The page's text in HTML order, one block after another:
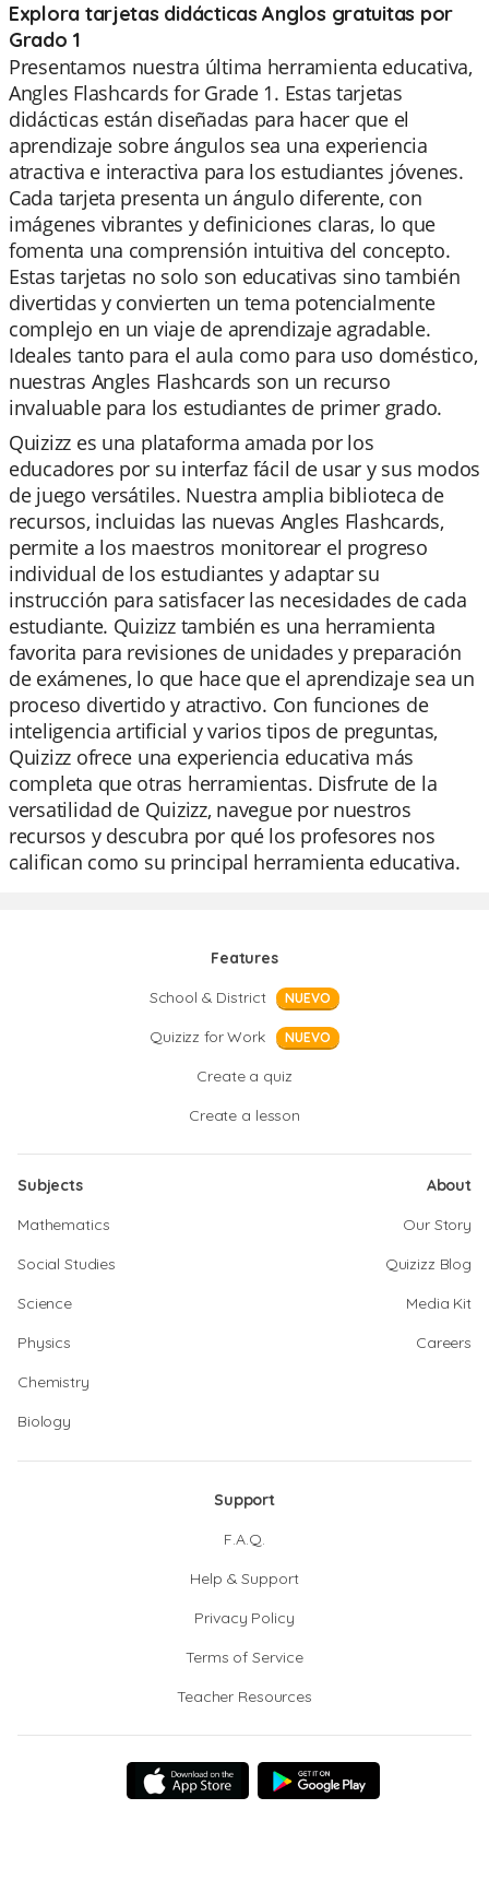
Explora tarjetas didácticas Anglos gratuitas por
Grado 1
Presentamos nuestra última herramienta educativa,
Angles Flashcards for Grade 1. Estas tarjetas
didácticas están diseñadas para hacer que el
aprendizaje sobre ángulos sea una experiencia
atractiva e interactiva para los estudiantes jóvenes.
Cada tarjeta presenta un ángulo diferente, con
imágenes vibrantes y definiciones claras, lo que
fomenta una comprensión intuitiva del concepto.
Estas tarjetas no solo son educativas sino también
divertidas y convierten un tema potencialmente
complejo en un viaje de aprendizaje agradable.
Ideales tanto para el aula como para uso doméstico,
nuestras Angles Flashcards son un recurso
invaluable para los estudiantes de primer grado.
Quizizz es una plataforma amada por los
educadores por su interfaz fácil de usar y sus modos
de juego versátiles. Nuestra amplia biblioteca de
recursos, incluidas las nuevas Angles Flashcards,
permite a los maestros monitorear el progreso
individual de los estudiantes y adaptar su
instrucción para satisfacer las necesidades de cada
estudiante. Quizizz también es una herramienta
favorita para revisiones de unidades y preparación
de exámenes, lo que hace que el aprendizaje sea un
proceso divertido y atractivo. Con funciones de
inteligencia artificial y varios tipos de preguntas,
Quizizz ofrece una experiencia educativa más
completa que otras herramientas. Disfrute de la
versatilidad de Quizizz, navegue por nuestros
recursos y descubra por qué los profesores nos
califican como su principal herramienta educativa.
Features
School & District
NUEVO
Quizizz for Work NUEVO
Create a quiz
Create a lesson
Subjects
Mathematics
Social Studies
Science
Physics
Chemistry
Biology
About
Our Story
Quizizz Blog
Media Kit
Careers
Support
F.A.Q.
Help & Support
Privacy Policy
Terms of Service
Teacher Resources